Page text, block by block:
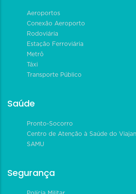
Aeroportos
Conexão Aeroporto
Rodoviária
Estação Ferroviária
Metrô
Táxi
Transporte Público
Saúde
Pronto-Socorro
Centro de Atenção à Saúde do
SAMU
Segurança